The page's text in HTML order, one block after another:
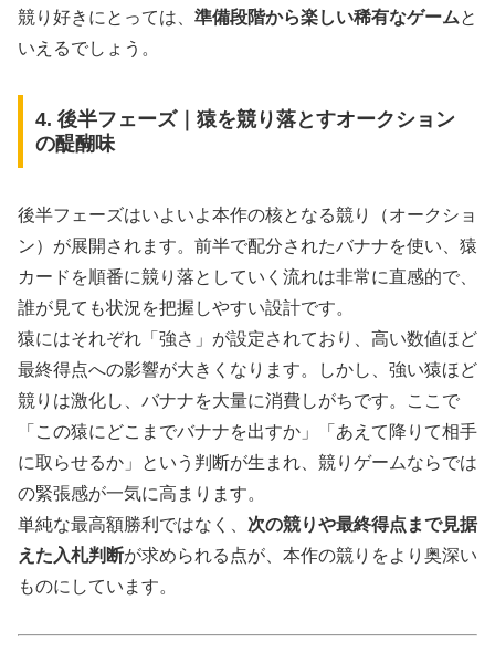
競り好きにとっては、 準備段階から楽しい稀有なゲームと
いえるでしょう。
4. 後半フェーズ｜猿を競り落とすオークション
の醍醐味
後半フェーズはいよいよ本作の核となる競り（オークショ
ン）が展開されます。前半で配分されたバナナを使い、猿
カードを順番に競り落としていく流れは非常に直感的で、
誰が見ても状況を把握しやすい設計です。
猿にはそれぞれ「強さ」が設定されており、高い数値ほど
最終得点への影響が大きくなります。しかし、強い猿ほど
競りは激化し、バナナを大量に消費しがちです。ここで
「この猿にどこまでバナナを出すか」「あえて降りて相手
に取らせるか」という判断が生まれ、競りゲームならでは
の緊張感が一気に高まります。
単純な最高額勝利ではなく、 次の競りや最終得点まで見据
えた入札判断が求められる点が、本作の競りをより奥深い
ものにしています。